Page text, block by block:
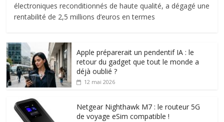
électroniques reconditionnés de haute qualité, a dégagé une
rentabilité de 2,5 millions d’euros en termes
Apple préparerait un pendentif IA : le
retour du gadget que tout le monde a
déjà oublié ?
12 mai 2026
Netgear Nighthawk M7 : le routeur 5G
de voyage eSim compatible !